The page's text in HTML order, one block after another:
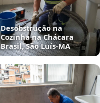
Desobstrução na
Cozinha na Chácara
Brasil, São Luís‑MA